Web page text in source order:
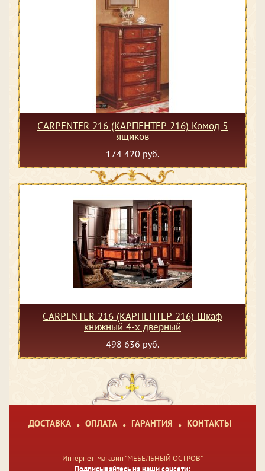
CARPENTER 216 (КАРПЕНТЕР 216) Комод 5
ящиков
174 420 руб.
CARPENTER 216 (КАРПЕНТЕР 216) Шкаф
книжный 4-х дверный
498 636 руб.
ДОСТАВКА ОПЛАТА ГАРАНТИЯ КОНТАКТЫ
Интернет-магазин "МЕБЕЛЬНЫЙ ОСТРОВ"
Подписывайтесь на наши соцсети: